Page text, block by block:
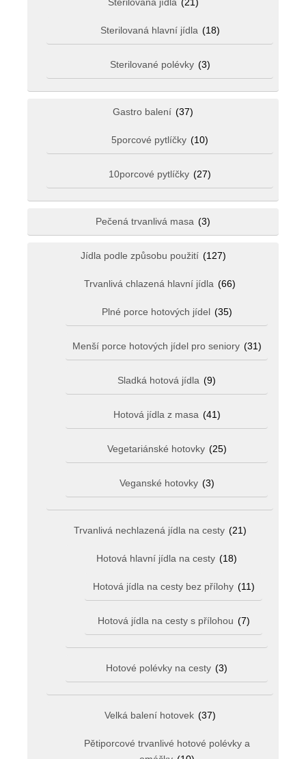
Sterilovaná hlavní jídla (18)
Sterilované polévky (3)
Gastro balení (37)
5porcové pytlíčky (10)
10porcové pytlíčky (27)
Pečená trvanlivá masa (3)
Jídla podle způsobu použití (127)
Trvanlivá chlazená hlavní jídla (66)
Plné porce hotových jídel (35)
Menší porce hotových jídel pro seniory (31)
Sladká hotová jídla (9)
Hotová jídla z masa (41)
Vegetariánské hotovky (25)
Veganské hotovky (3)
Trvanlivá nechlazená jídla na cesty (21)
Hotová hlavní jídla na cesty (18)
Hotová jídla na cesty bez přílohy (11)
Hotová jídla na cesty s přílohou (7)
Hotové polévky na cesty (3)
Velká balení hotovek (37)
Pětiporcové trvanlivé hotové polévky a